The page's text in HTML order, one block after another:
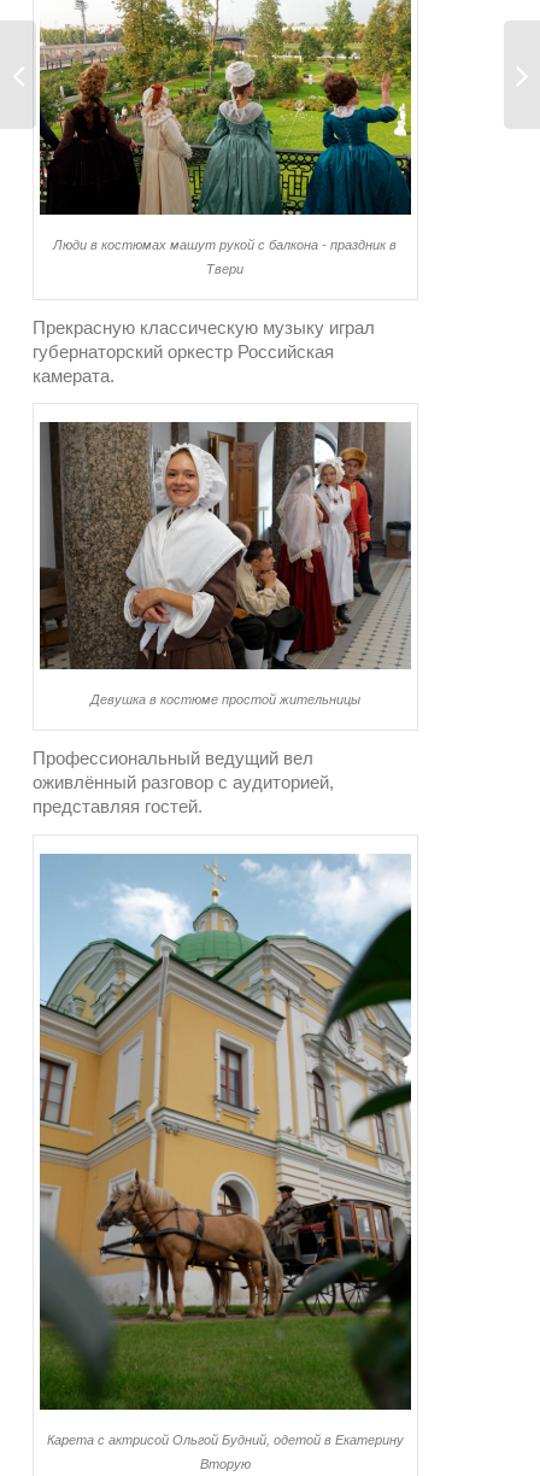
Люди в костюмах машут рукой с балкона - праздник в
Твери
Прекрасную классическую музыку играл
губернаторский оркестр Российская
камерата.
Девушка в костюме простой жительницы
Профессиональный ведущий вел
оживлённый разговор с аудиторией,
представляя гостей.
Карета с актрисой Ольгой Будний, одетой в Екатерину
Вторую